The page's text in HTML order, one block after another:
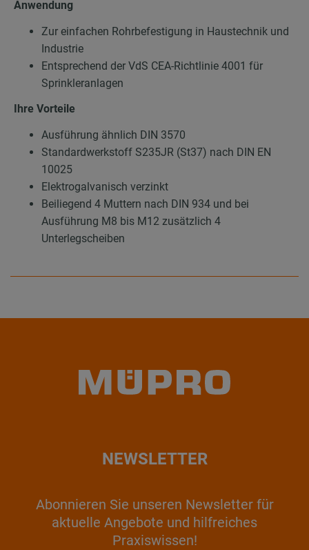
Anwendung
Zur einfachen Rohrbefestigung in Haustechnik und
Industrie
Entsprechend der VdS CEA-Richtlinie 4001 für
Sprinkleranlagen
Ihre Vorteile
Ausführung ähnlich DIN 3570
Standardwerkstoff S235JR (St37) nach DIN EN
10025
Elektrogalvanisch verzinkt
Beiliegend 4 Muttern nach DIN 934 und bei
Ausführung M8 bis M12 zusätzlich 4
Unterlegscheiben
NEWSLETTER
Abonnieren Sie unseren Newsletter für
aktuelle Angebote und hilfreiches
Praxiswissen!